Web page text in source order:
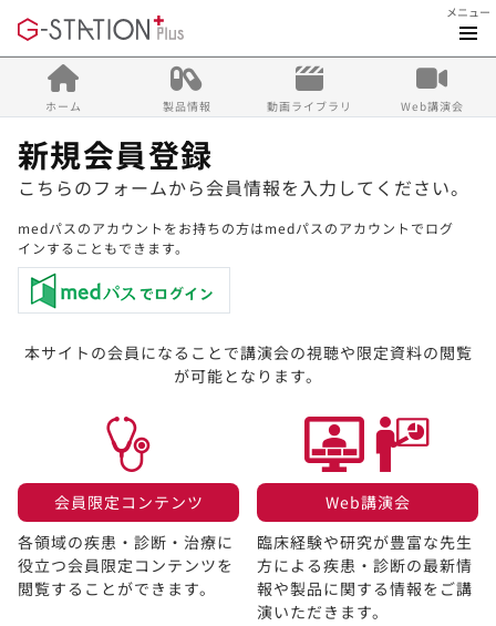
メニュー
ホーム 製品情報 動画ライブラリ Web講演会
新規会員登録
こちらのフォームから会員情報を入力してください。
medパスのアカウントをお持ちの方はmedパスのアカウントでログ
インすることもできます。
本サイトの会員になることで講演会の視聴や限定資料の閲覧
が可能となります。
会員限定コンテンツ​
各領域の疾患・診断・治療に
役立つ会員限定コンテンツを
閲覧することができます。​
Web講演会​
臨床経験や研究が豊富な先生
方による疾患・診断の最新情
報や製品に関する情報をご講
演いただきます。